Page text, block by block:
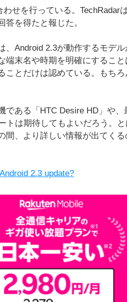
せを行っている。TechRadar
を得たと報じた。
、Android 2.3が動作するモデ
端末名や時期を明確にするこ
ことだけは認めている。もち
である「HTC Desire HD」や
トは期待してもよいだろう。
、より詳しい情報が出てくる
2.3 update?